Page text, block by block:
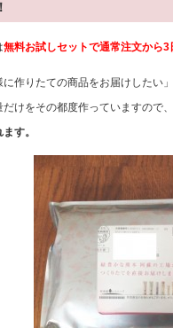
無料お試しセットで通常注文から3
作りたての商品をお届けしたい
けをその都度作っていますので
す。